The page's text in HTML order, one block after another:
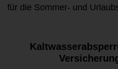
für die Sommer- und